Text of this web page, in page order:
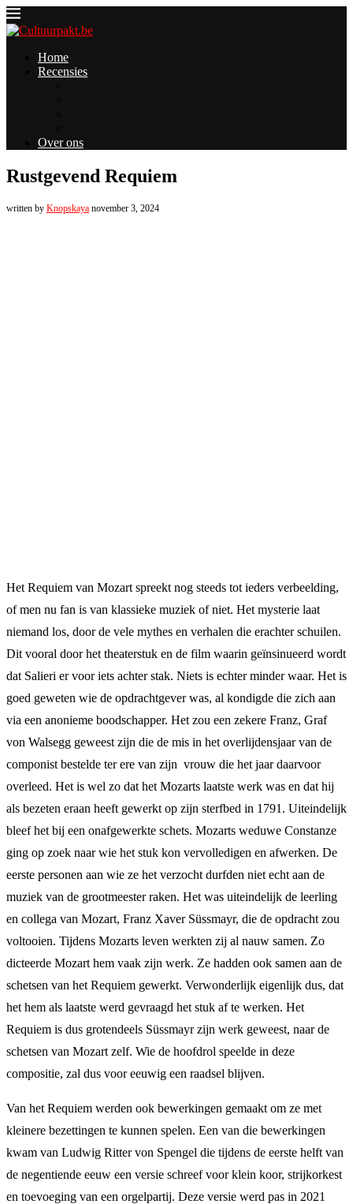
Home
Recensies
Over ons
Rustgevend Requiem
written by Knopskaya november 3, 2024
Het Requiem van Mozart spreekt nog steeds tot ieders verbeelding,
of men nu fan is van klassieke muziek of niet. Het mysterie laat
niemand los, door de vele mythes en verhalen die erachter schuilen.
Dit vooral door het theaterstuk en de film waarin geïnsinueerd wordt
dat Salieri er voor iets achter stak. Niets is echter minder waar. Het is
goed geweten wie de opdrachtgever was, al kondigde die zich aan
via een anonieme boodschapper. Het zou een zekere Franz, Graf
von Walsegg geweest zijn die de mis in het overlijdensjaar van de
componist bestelde ter ere van zijn vrouw die het jaar daarvoor
overleed. Het is wel zo dat het Mozarts laatste werk was en dat hij
als bezeten eraan heeft gewerkt op zijn sterfbed in 1791. Uiteindelijk
bleef het bij een onafgewerkte schets. Mozarts weduwe Constanze
ging op zoek naar wie het stuk kon vervolledigen en afwerken. De
eerste personen aan wie ze het verzocht durfden niet echt aan de
muziek van de grootmeester raken. Het was uiteindelijk de leerling
en collega van Mozart, Franz Xaver Süssmayr, die de opdracht zou
voltooien. Tijdens Mozarts leven werkten zij al nauw samen. Zo
dicteerde Mozart hem vaak zijn werk. Ze hadden ook samen aan de
schetsen van het Requiem gewerkt. Verwonderlijk eigenlijk dus, dat
het hem als laatste werd gevraagd het stuk af te werken. Het
Requiem is dus grotendeels Süssmayr zijn werk geweest, naar de
schetsen van Mozart zelf. Wie de hoofdrol speelde in deze
compositie, zal dus voor eeuwig een raadsel blijven.
Van het Requiem werden ook bewerkingen gemaakt om ze met
kleinere bezettingen te kunnen spelen. Een van die bewerkingen
kwam van Ludwig Ritter von Spengel die tijdens de eerste helft van
de negentiende eeuw een versie schreef voor klein koor, strijkorkest
en toevoeging van een orgelpartij. Deze versie werd pas in 2021